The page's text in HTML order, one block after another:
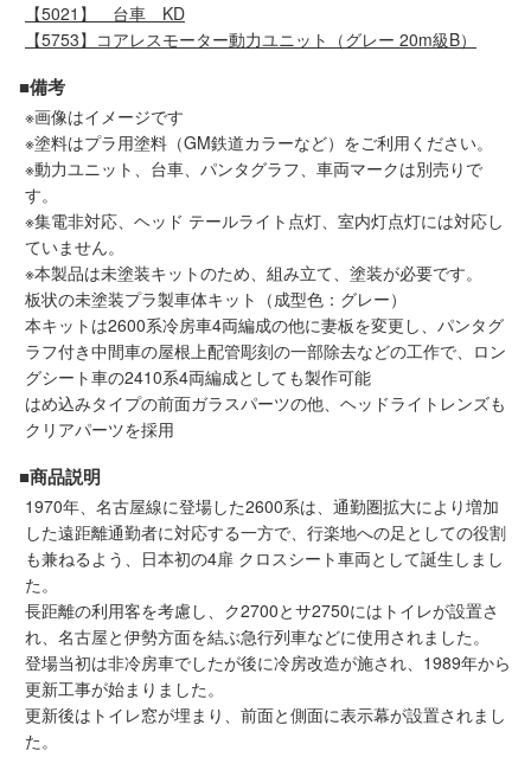
中国・四国
お役立ち情報
鉄道模型の情報 商品レビュー
メルマガ登録 LINEお友達登録
Infomation
ご注文方法
お問い合せ
ログイン/マイページ
お気に入りリスト
新規会員登録
【5021】
台車 KD
【5753】 コアレスモーター動力ユニット（グレー 20m級B）
■備考
※画像はイメージです
※塗料はプラ用塗料（GM鉄道カラーなど）をご利用ください。
※動力ユニット、台車、パンタグラフ、車両マークは別売りで
す。
※集電非対応、ヘッド テールライト点灯、室内灯点灯には対応し
ていません。
※本製品は未塗装キットのため、組み立て、塗装が必要です。
板状の未塗装プラ製車体キット（成型色：グレー）
本キットは2600系冷房車4両編成の他に妻板を変更し、パンタグ
ラフ付き中間車の屋根上配管彫刻の一部除去などの工作で、ロン
グシート車の2410系4両編成としても製作可能
はめ込みタイプの前面ガラスパーツの他、ヘッドライトレンズも
クリアパーツを採用
■商品説明
1970年、名古屋線に登場した2600系は、通勤圏拡大により増加
した遠距離通勤者に対応する一方で、行楽地への足としての役割
も兼ねるよう、日本初の4扉 クロスシート車両として誕生しまし
た。
長距離の利用客を考慮し、ク2700とサ2750にはトイレが設置さ
れ、名古屋と伊勢方面を結ぶ急行列車などに使用されました。
登場当初は非冷房車でしたが後に冷房改造が施され、1989年から
更新工事が始まりました。
更新後はトイレ窓が埋まり、前面と側面に表示幕が設置されまし
た。